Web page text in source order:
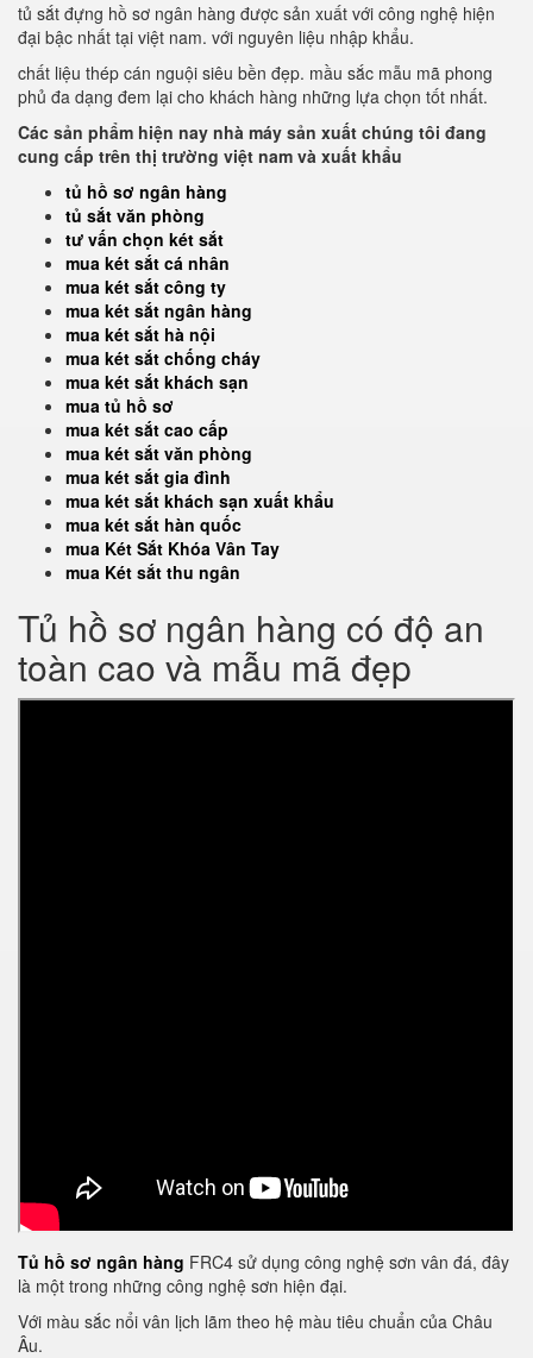
tủ sắt đựng hồ sơ ngân hàng được sản xuất với công nghệ hiện
đại bậc nhất tại việt nam. với nguyên liệu nhập khẩu.
chất liệu thép cán nguội siêu bền đẹp. mầu sắc mẫu mã phong
phủ đa dạng đem lại cho khách hàng những lựa chọn tốt nhất.
Các sản phẩm hiện nay nhà máy sản xuất chúng tôi đang
cung cấp trên thị trường việt nam và xuất khẩu
tủ hồ sơ ngân hàng
tủ sắt văn phòng
tư vấn chọn két sắt
mua két sắt cá nhân
mua két sắt công ty
mua két sắt ngân hàng
mua két sắt hà nội
mua két sắt chống cháy
mua két sắt khách sạn
mua tủ hồ sơ
mua két sắt cao cấp
mua két sắt văn phòng
mua két sắt gia đình
mua két sắt khách sạn xuất khẩu
mua két sắt hàn quốc
mua Két Sắt Khóa Vân Tay
mua Két sắt thu ngân
Tủ hồ sơ ngân hàng có độ an
toàn cao và mẫu mã đẹp
Tủ hồ sơ ngân hàng FRC4 sử dụng công nghệ sơn vân đá, đây
là một trong những công nghệ sơn hiện đại.
Với màu sắc nổi vân lịch lãm theo hệ màu tiêu chuẩn của Châu
Âu.